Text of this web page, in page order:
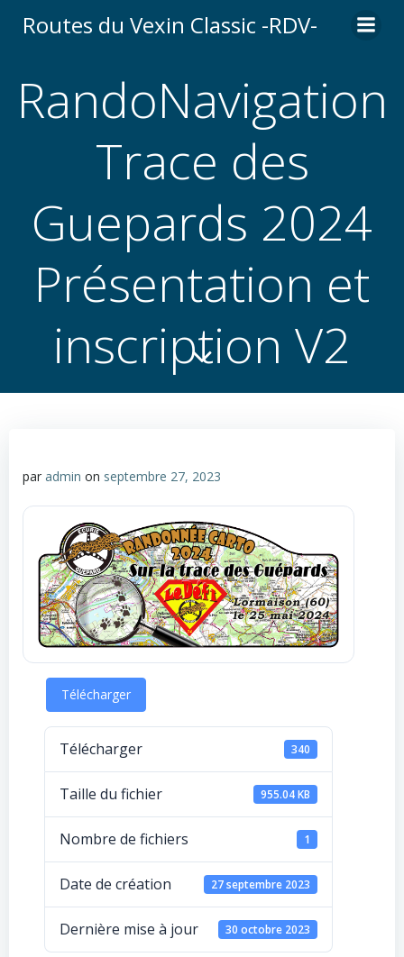
au
Routes du Vexin Classic -RDV-
RandoNavigation
Trace des
Guepards 2024
Présentation et
inscription V2
par admin on septembre 27, 2023
Télécharger
Télécharger 340
Taille du fichier 955.04 KB
Nombre de fichiers 1
Date de création 27 septembre 2023
Dernière mise à jour 30 octobre 2023